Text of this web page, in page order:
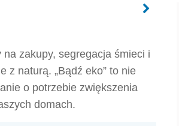
zakupy, segregacja śmieci i
z naturą. „Bądź eko” to nie
o potrzebie zwiększenia
domach.